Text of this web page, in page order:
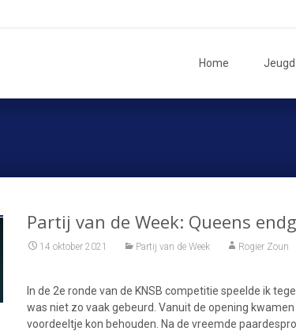
naarHome Jeugd
Partij van de Week: Queens
14 oktober 2021 Partij van de Week Rogier Zoun
In de 2e ronde van de KNSB competitie speelde ik
was niet zo vaak gebeurd. Vanuit de opening
voordeeltje kon behouden. Na de vreemde